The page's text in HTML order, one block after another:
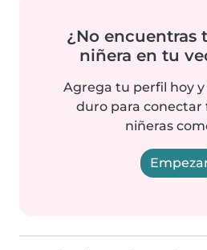
¿No encuentras
niñera en tu
Agrega tu perfil hoy
duro para conectar
niñeras